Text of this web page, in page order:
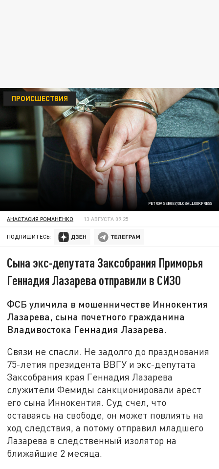
PETROV SERGEY/GLOBALLOOKPRESS
ПРОИСШЕСТВИЯ
АНАСТАСИЯ РОМАНЕНКО 13 АВГУСТА 09:25
ПОДПИШИТЕСЬ:
Сына экс-депутата Заксобрания Приморья
Геннадия Лазарева отправили в СИЗО
ФСБ уличила в мошенничестве Иннокентия
Лазарева, сына почетного гражданина
Владивостока Геннадия Лазарева.
Связи не спасли. Не задолго до празднования
75-летия президента ВВГУ и экс-депутата
Заксобрания края Геннадия Лазарева
служители Фемиды санкционировали арест
его сына Иннокентия. Суд счел, что
оставаясь на свободе, он может повлиять на
ход следствия, а потому отправил младшего
Лазарева в следственный изолятор на
ближайшие 2 месяца.